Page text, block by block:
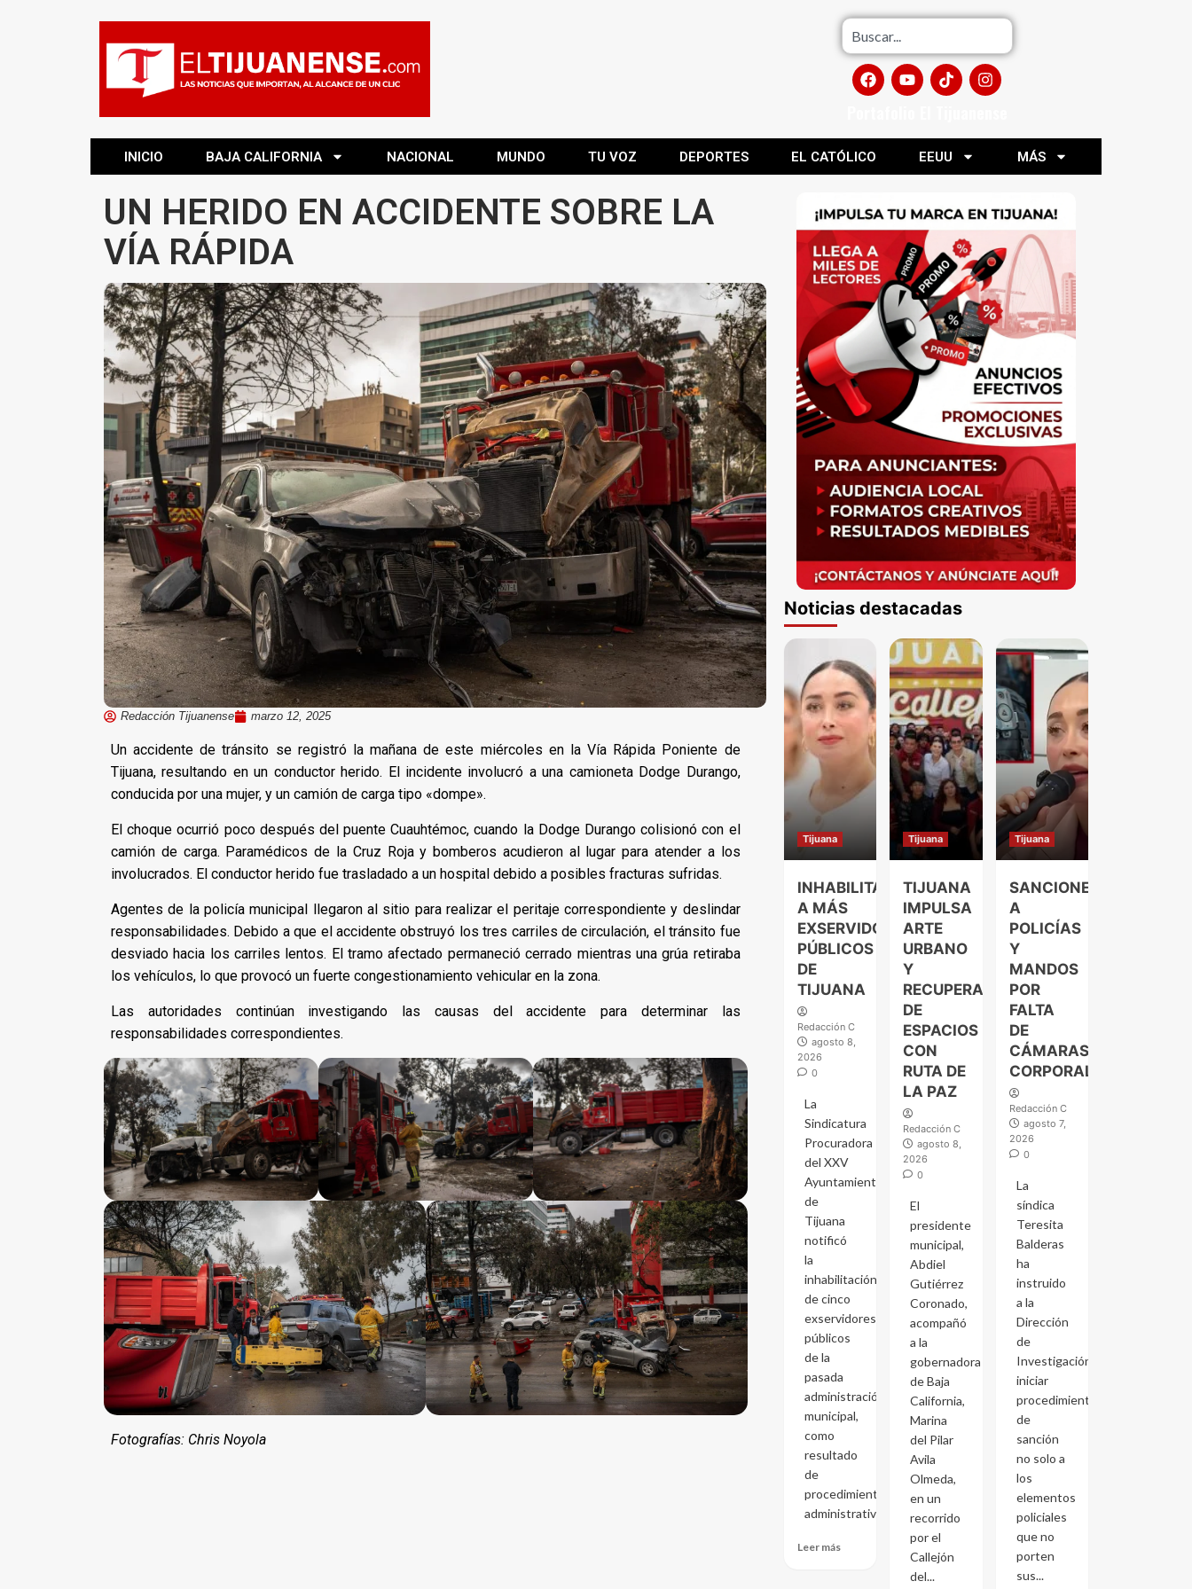
INICIO BAJA CALIFORNIA NACIONAL MUNDO TU VOZ DEPORTES EL CATÓLICO EEUU MÁS
UN HERIDO EN ACCIDENTE SOBRE LA
VÍA RÁPIDA
Redacción Tijuanense marzo 12, 2025
Un accidente de tránsito se registró la mañana de este miércoles en la Vía Rápida Poniente de
Tijuana, resultando en un conductor herido. El incidente involucró a una camioneta Dodge Durango,
conducida por una mujer, y un camión de carga tipo «dompe».
El choque ocurrió poco después del puente Cuauhtémoc, cuando la Dodge Durango colisionó con el
camión de carga. Paramédicos de la Cruz Roja y bomberos acudieron al lugar para atender a los
involucrados. El conductor herido fue trasladado a un hospital debido a posibles fracturas sufridas.
Agentes de la policía municipal llegaron al sitio para realizar el peritaje correspondiente y deslindar
responsabilidades. Debido a que el accidente obstruyó los tres carriles de circulación, el tránsito fue
desviado hacia los carriles lentos. El tramo afectado permaneció cerrado mientras una grúa retiraba
los vehículos, lo que provocó un fuerte congestionamiento vehicular en la zona.
Las autoridades continúan investigando las causas del accidente para determinar las
responsabilidades correspondientes.
Fotografías: Chris Noyola
Noticias destacadas
Tijuana
INHABILITAN
A MÁS
EXSERVIDORES
PÚBLICOS
DE
TIJUANA
Redacción C
agosto 8,
2026
0
La
Sindicatura
Procuradora
del XXV
Ayuntamiento
de
Tijuana
notificó
la
inhabilitación
de cinco
exservidores
públicos
de la
pasada
administración
municipal,
como
resultado
de
procedimientos
administrativos...
Leer más
Tijuana
TIJUANA
IMPULSA
ARTE
URBANO
Y
RECUPERACIÓN
DE
ESPACIOS
CON
RUTA DE
LA PAZ
Redacción C
agosto 8,
2026
0
El
presidente
municipal,
Abdiel
Gutiérrez
Coronado,
acompañó
a la
gobernadora
de Baja
California,
Marina
del Pilar
Avila
Olmeda,
en un
recorrido
por el
Callejón
del...
Tijuana
SANCIONES
A
POLICÍAS
Y
MANDOS
POR
FALTA
DE
CÁMARAS
CORPORALES
Redacción C
agosto 7,
2026
0
La
síndica
Teresita
Balderas
ha
instruido
a la
Dirección
de
Investigación
iniciar
procedimientos
de
sanción
no solo a
los
elementos
policiales
que no
porten
sus...